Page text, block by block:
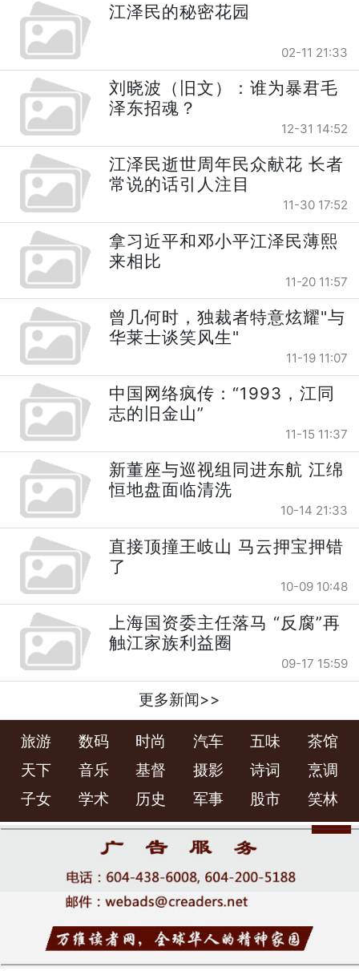
江泽民的秘密花园
02-11 21:33
刘晓波（旧文）：谁为暴君毛
泽东招魂？
12-31 14:52
江泽民逝世周年民众献花 长者
常说的话引人注目
11-30 17:52
拿习近平和邓小平江泽民薄熙
来相比
11-20 11:57
曾几何时，独裁者特意炫耀"与
华莱士谈笑风生"
11-19 11:07
中国网络疯传：“1993，江同
志的旧金山”
11-15 11:37
新董座与巡视组同进东航 江绵
恒地盘面临清洗
10-14 21:33
直接顶撞王岐山 马云押宝押错
了
10-09 10:48
上海国资委主任落马 “反腐”再
触江家族利益圈
09-17 15:59
更多新闻>>
旅游 数码 时尚 汽车 五味
茶馆
天下
音乐 基督 摄影 诗词
烹调
子女
学术 历史 军事 股市 笑林